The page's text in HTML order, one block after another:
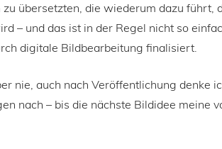
übersetzten, die wiederum dazu führt,
– und das ist in der Regel nicht so
digitale Bildbearbeitung finalisiert.
nie, auch nach Veröffentlichung denke
nach – bis die nächste Bildidee meine